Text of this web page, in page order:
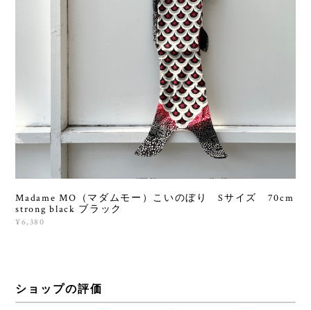
Madame MO（マダムモー）こいのぼり Sサイズ 70cm
strong black ブラック
¥6,380
ショップの評価